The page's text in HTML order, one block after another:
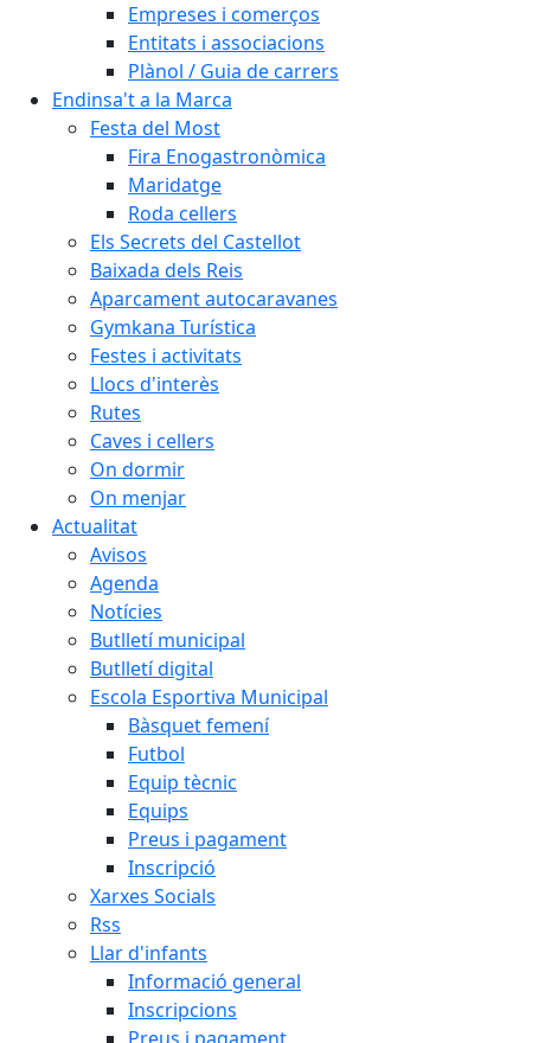
Empreses i comerços
Entitats i associacions
Plànol / Guia de carrers
Endinsa't a la Marca
Festa del Most
Fira Enogastronòmica
Maridatge
Roda cellers
Els Secrets del Castellot
Baixada dels Reis
Aparcament autocaravanes
Gymkana Turística
Festes i activitats
Llocs d'interès
Rutes
Caves i cellers
On dormir
On menjar
Actualitat
Avisos
Agenda
Notícies
Butlletí municipal
Butlletí digital
Escola Esportiva Municipal
Bàsquet femení
Futbol
Equip tècnic
Equips
Preus i pagament
Inscripció
Xarxes Socials
Rss
Llar d'infants
Informació general
Inscripcions